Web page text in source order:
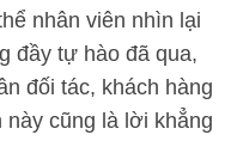
nhân viên nhìn lại
đầy tự hào đã qua,
đối tác, khách hàng
cũng là lời khẳng